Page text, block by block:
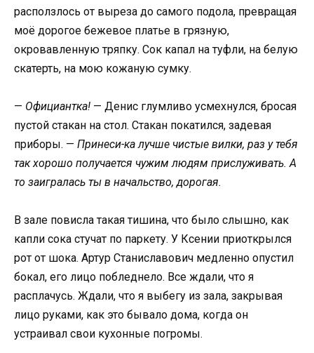
расползлось от выреза до самого подола, превращая
моё дорогое бежевое платье в грязную,
окровавленную тряпку. Сок капал на туфли, на белую
скатерть, на мою кожаную сумку.
— Официантка! — Денис глумливо усмехнулся, бросая
пустой стакан на стол. Стакан покатился, задевая
приборы. — Принеси-ка лучше чистые вилки, раз у тебя
так хорошо получается чужим людям прислуживать. А
то заигралась ты в начальство, дорогая.
В зале повисла такая тишина, что было слышно, как
капли сока стучат по паркету. У Ксении приоткрылся
рот от шока. Артур Станиславович медленно опустил
бокал, его лицо побледнело. Все ждали, что я
расплачусь. Ждали, что я выбегу из зала, закрывая
лицо руками, как это бывало дома, когда он
устраивал свои кухонные погромы.